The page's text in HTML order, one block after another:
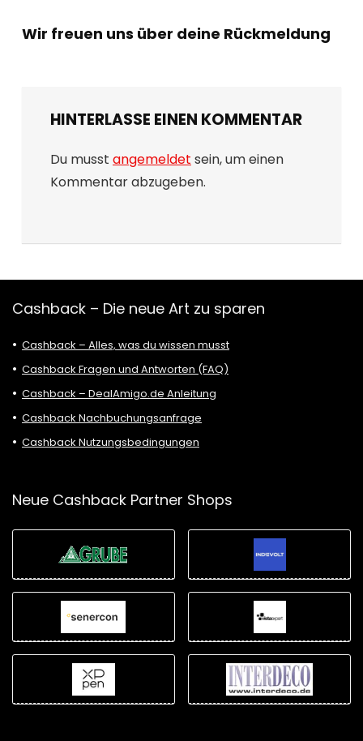
Wir freuen uns über deine Rückmeldung
HINTERLASSE EINEN KOMMENTAR
Du musst angemeldet sein, um einen
Kommentar abzugeben.
Cashback – Die neue Art zu sparen
Cashback – Alles, was du wissen musst
Cashback Fragen und Antworten (FAQ)
Cashback – DealAmigo.de Anleitung
Cashback Nachbuchungsanfrage
Cashback Nutzungsbedingungen
Neue Cashback Partner Shops